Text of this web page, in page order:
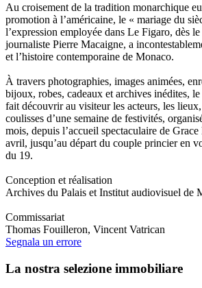
Au croisement de la tradition monarchique
promotion à l’américaine, le « mariage du
l’expression employée dans Le Figaro, dès
journaliste Pierre Macaigne, a
et l’histoire contemporaine de Monaco.
À travers photographies, images animées,
bijoux, robes, cadeaux et archives inédites,
fait découvrir au visiteur les acteurs, les
coulisses d’une semaine de festivités,
mois, depuis l’accueil spectaculaire de
avril, jusqu’au départ du couple princier en
du 19.
Conception et réalisation
Archives du Palais et Institut audiovisuel de
Commissariat
Thomas Fouilleron, Vincent Vatrican
Segnala un errore
La nostra selezione immobiliare